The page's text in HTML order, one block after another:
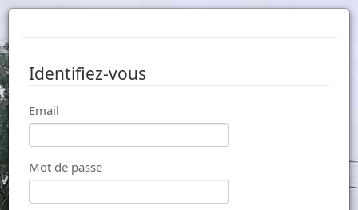
Identifiez-vous
Email
Mot de passe